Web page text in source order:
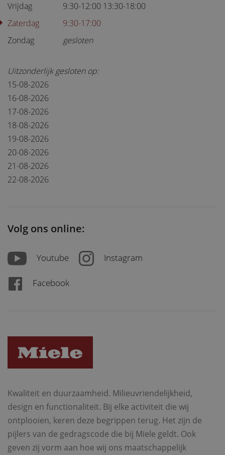
Vrijdag
9:30-12:00 13:30-18:00
Zaterdag
9:30-17:00
Zondag
gesloten
Uitzonderlijk gesloten op:
15-08-2026
16-08-2026
17-08-2026
18-08-2026
19-08-2026
20-08-2026
21-08-2026
22-08-2026
Volg ons online:
Youtube Instagram
Facebook
Kwaliteit en duurzaamheid. Milieuvriendelijkheid,
design en functionaliteit. Bij elke activiteit die wij
ontplooien, keren deze begrippen terug. Het zijn de
pijlers van de gedragscode die bij Miele geldt. Ook
geven zij vorm aan hoe wij ons maatschappelijk